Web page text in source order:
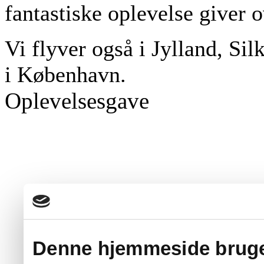
Denne hjemmeside
fantastiske oplevelse giver
Vi flyver også i Jylland,
i København.
Oplevelsesgave